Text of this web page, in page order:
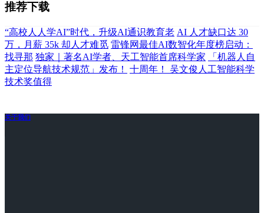
推荐下载
“高校人人学AI”时代，升级AI通识教育老 AI 人才缺口达 30
万，月薪 35k 却人才难觅 雷锋网最佳AI数智化年度榜启动：
找寻那 独家｜著名AI学者、天工智能首席科学家
「机器人自
主定位导航技术规范」发布！
十周年！ 吴文俊人工智能科学
技术奖值得
关于我们